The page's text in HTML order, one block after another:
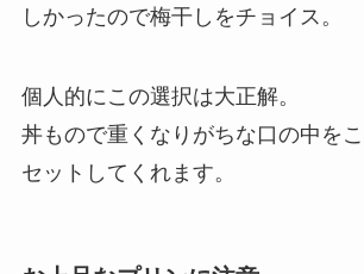
しかったので梅干しをチョイス。
個人的にこの選択は大正解。
丼もので重くなりがちな口の中を
セットしてくれます。